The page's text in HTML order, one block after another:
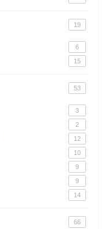
19
6
15
53
3
2
12
10
9
9
14
66